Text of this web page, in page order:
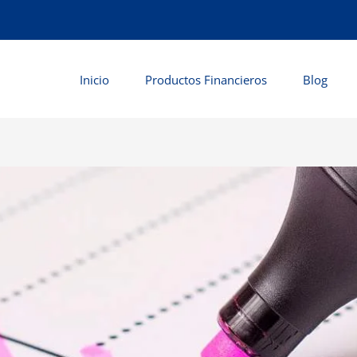
Inicio Productos Financieros Blog